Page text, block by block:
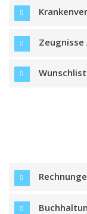
Zeugnisse